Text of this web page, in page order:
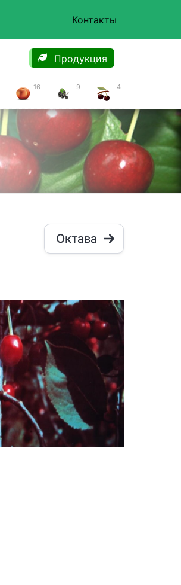
Контакты
Продукция
16 9 4
Октава